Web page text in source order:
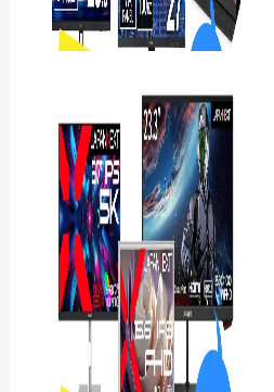
cocoparのモニターおすす
め8選｜レビュー評判・どこ
の国？気になった点
アイリスオーヤマのモニ